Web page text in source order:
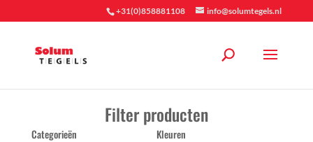
+31(0)858881108 info@solumtegels.nl
Filter producten
Categorieën Kleuren